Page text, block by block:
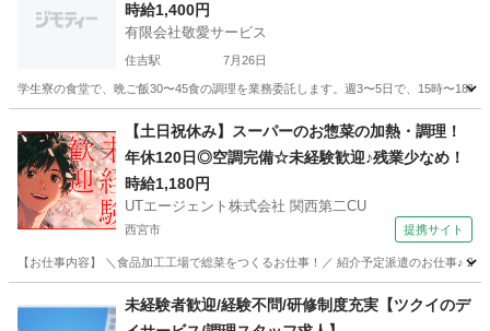
時給1,400円
有限会社敬愛サービス
住吉駅 7月26日
学生寮の食堂で、晩ご飯30〜45食の調理を業務委託します。週3〜5日で、15時〜18
住吉駅 その他
【土日祝休み】スーパーのお惣菜の加熱・調理！
年休120日◎空調完備☆未経験歓迎♪残業少なめ！
時給1,180円
UTエージェント株式会社 関西第二CU
西宮市 提携サイト
【お仕事内容】 ＼食品加工工場で総菜をつくるお仕事！／ 紹介予定派遣のお仕事♪
キッチン
未経験者歓迎/経験不問/研修制度充実【ツクイのデ